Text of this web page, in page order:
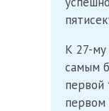
К 27-му
самым
первой
первом